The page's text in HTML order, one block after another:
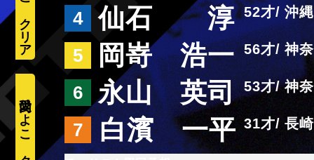
4 仙石 淳 52 沖縄
5 岡嵜 浩一 56 神奈
6 永山 英司 53 神奈
7 白濱 一平 31 長崎
愛内ひよこ